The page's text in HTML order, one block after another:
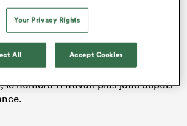
Alldritt ou dans une moindre
expérimenté la rétrogradation dans
Galthié lors de la série de matches
Villière a été l’un des premiers :
du Mondial-2023, puis lors du
numéro 11 n’avait plus joué depuis
Your Privacy Rights
All Accept Cookies